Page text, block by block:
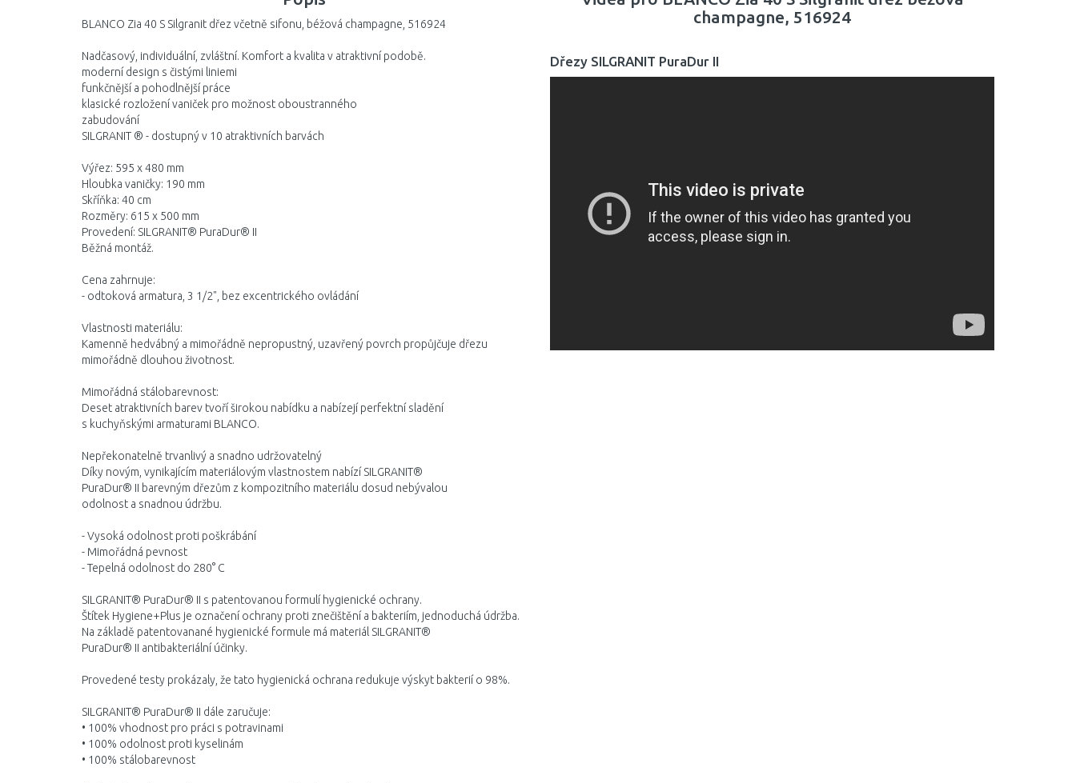
BLANCO Zia 40 S Silgranit dřez včetně sifonu, béžová champagne, 516924
Nadčasový, individuální, zvláštní. Komfort a kvalita v atraktivní podobě.
moderní design s čistými liniemi
funkčnější a pohodlnější práce
klasické rozložení vaniček pro možnost oboustranného
zabudování
SILGRANIT ® - dostupný v 10 atraktivních barvách
Výřez: 595 x 480 mm
Hloubka vaničky: 190 mm
Skříňka: 40 cm
Rozměry: 615 x 500 mm
Provedení: SILGRANIT® PuraDur® II
Běžná montáž.
Cena zahrnuje:
- odtoková armatura, 3 1/2", bez excentrického ovládání
Vlastnosti materiálu:
Kamenně hedvábný a mimořádně nepropustný, uzavřený povrch propůjčuje dřezu
mimořádně dlouhou životnost.
Mimořádná stálobarevnost:
Deset atraktivních barev tvoří širokou nabídku a nabízejí perfektní sladění
s kuchyňskými armaturami BLANCO.
Nepřekonatelně trvanlivý a snadno udržovatelný
Díky novým, vynikajícím materiálovým vlastnostem nabízí SILGRANIT®
PuraDur® II barevným dřezům z kompozitního materiálu dosud nebývalou
odolnost a snadnou údržbu.
- Vysoká odolnost proti poškrábání
- Mimořádná pevnost
- Tepelná odolnost do 280° C
SILGRANIT® PuraDur® II s patento­vanou formulí hygienické ochrany.
Štítek Hygiene+Plus je označení ochrany proti znečištění a bakteriím, jednoduchá údržba.
Na základě patentovanané hygienické formule má materiál SILGRANIT®
PuraDur® II antibakteriální účinky.
Provedené testy prokázaly, že tato hygienická ochrana redukuje výskyt bakterií o 98%.
SILGRANIT® PuraDur® II dále zaručuje:
• 100% vhodnost pro práci s potravi­nami
• 100% odolnost proti kyselinám
• 100% stálobarevnost
champagne, 516924
Dřezy SILGRANIT PuraDur II